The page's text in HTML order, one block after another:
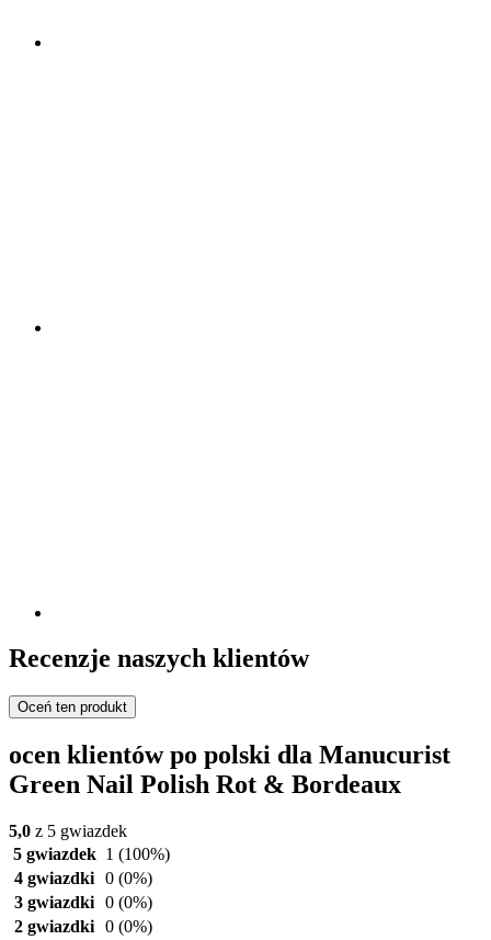
Recenzje naszych klientów
Oceń ten produkt
ocen klientów po polski dla Manucurist
Green Nail Polish Rot & Bordeaux
5,0 z 5 gwiazdek
5 gwiazdek 1 (100%)
4 gwiazdki 0 (0%)
3 gwiazdki 0 (0%)
2 gwiazdki 0 (0%)